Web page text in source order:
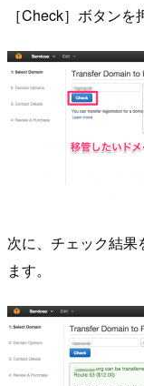
［Check］ボタンを
次に、チェック結
ます。